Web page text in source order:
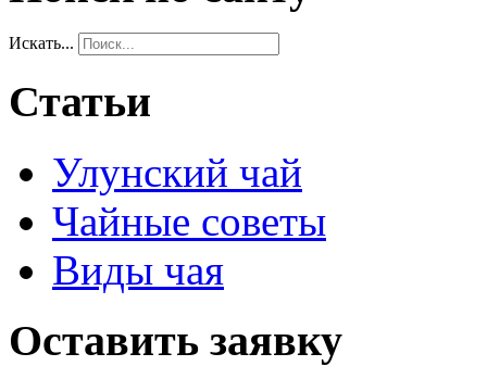
Искать...
Статьи
Улунский чай
Чайные советы
Виды чая
Оставить заявку